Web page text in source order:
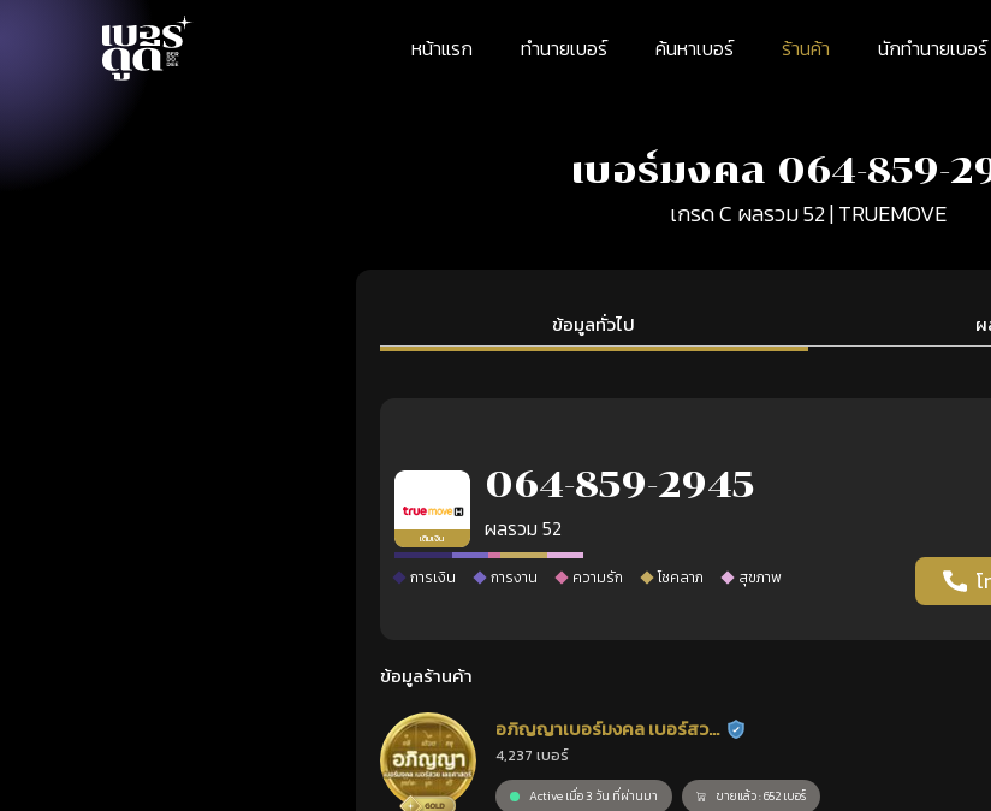
หน้าแรก ทำนายเบอร์ ค้นหาเบอร์ ร้านค้า นักทำนายเบอร์
เบอร์มงคล 064-859-
เกรด C ผลรวม 52 | TRUEMOVE
ข้อมูลทั่วไป
เติมเงิน
064-859-2945
ผลรวม 52
การเงิน การงาน ความรัก โชคลาภ สุขภาพ โ
ข้อมูลร้านค้า
อภิญญาเบอร์มงคล เบอร์สวย
เลขศาสตร์
ร้านยืนยันแล้ว
4,237 เบอร์
Active เมื่อ 3 วัน ที่ผ่านมา ขายแล้ว : 652 เบอร์